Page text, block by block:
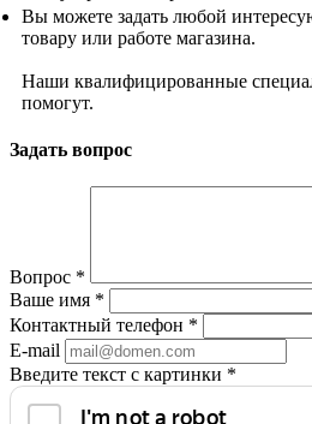
Вы можете задать любой
товару или работе магазина.
Наши квалифицированные
помогут.
Задать вопрос
Вопрос *
Ваше имя *
Контактный телефон *
E-mail
Введите текст с картинки *